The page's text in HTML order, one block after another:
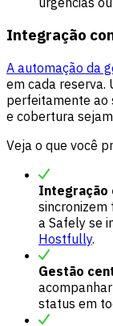
Integração
A automação da
em cada reserva.
perfeitamente ao
e cobertura
Veja o que você
Integração
sincronizem
a Safely se
Hostfully.
Gestão
status em